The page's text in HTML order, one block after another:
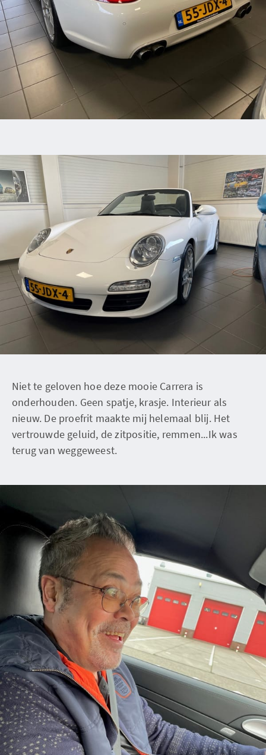
Niet te geloven hoe deze mooie Carrera is
onderhouden. Geen spatje, krasje. Interieur als
nieuw. De proefrit maakte mij helemaal blij. Het
vertrouwde geluid, de zitpositie, remmen...Ik was
terug van weggeweest.